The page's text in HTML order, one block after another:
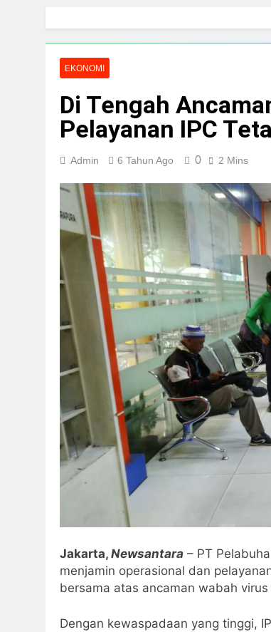
EKONOMI
Di Tengah
Pelayanan IPC
Admin 6 Tahun Ago 0 2 Mins
Jakarta, Newsantara – PT
menjamin operasional dan
bersama atas ancaman wabah virus
Dengan kewaspadaan yang tinggi,